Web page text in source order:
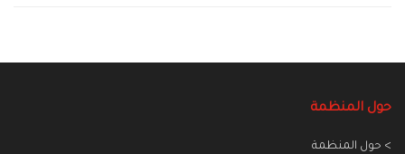
حول المنظمة
> حول المنظمة